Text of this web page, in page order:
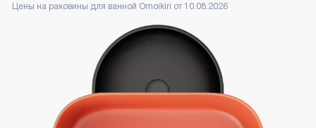
Цены на раковины для ванной Omoikiri от 10.08.2026